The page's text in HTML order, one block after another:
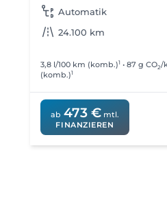
Automatik
24.100 km
3,8 l/100 km (komb.)1 • 87 g CO2/
(komb.)1
ab 473 € mtl.
FINANZIEREN